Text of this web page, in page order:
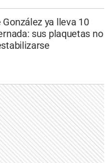
González ya lleva 10
sus plaquetas no